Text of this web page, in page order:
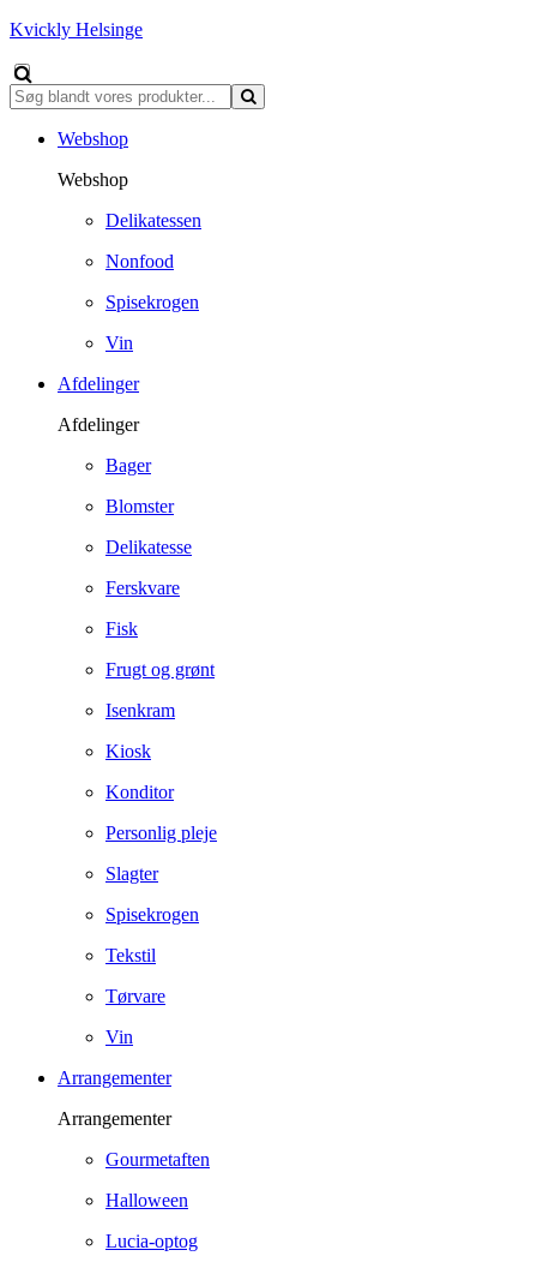
Kvickly Helsinge
Webshop
Webshop
Delikatessen
Nonfood
Spisekrogen
Vin
Afdelinger
Afdelinger
Bager
Blomster
Delikatesse
Ferskvare
Fisk
Frugt og grønt
Isenkram
Kiosk
Konditor
Personlig pleje
Slagter
Spisekrogen
Tekstil
Tørvare
Vin
Arrangementer
Arrangementer
Gourmetaften
Halloween
Lucia-optog